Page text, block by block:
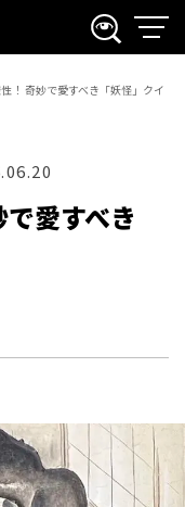
！ 奇妙で愛すべき「妖怪」クイ
愛すべき